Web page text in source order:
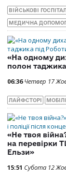
ВІЙСЬКОВІ ГОСПІТАЛІ
МЕДИЧНА
«На одному
полон
06:36 Четвер 17
ЛАЙФСТОРІ
«Не твоя
на перевірки
Ельзи»
15:51 Субота 12